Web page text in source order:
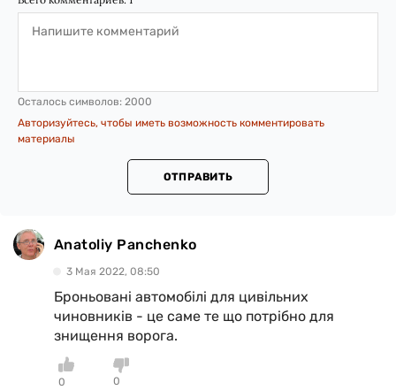
Осталось символов: 2000
Авторизуйтесь, чтобы иметь возможность комментировать
материалы
ОТПРАВИТЬ
Anatoliy Panchenko
3 Мая 2022, 08:50
Броньовані автомобілі для цивільних
чиновників - це саме те що потрібно для
знищення ворога.
0
0